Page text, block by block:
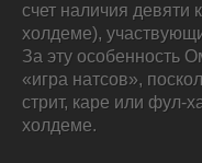
счет наличия девяти
холдеме),
За эту особенность
«игра натсов»,
стрит, каре или фул-
холдеме.